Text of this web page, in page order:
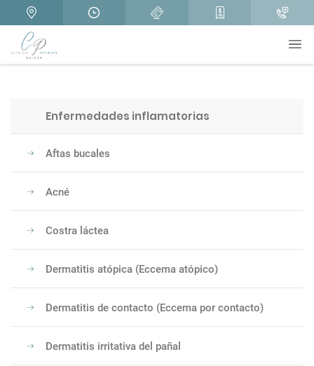
Enfermedades inflamatorias
Aftas bucales
Acné
Costra láctea
Dermatitis atópica (Eccema atópico)
Dermatitis de contacto (Eccema por contacto)
Dermatitis irritativa del pañal